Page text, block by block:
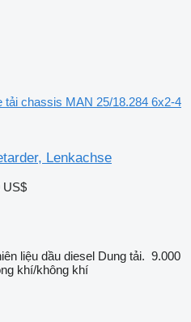
tải chassis MAN 25/18.284 6x2-4
Lenkachse
US$
liệu dầu diesel Dung tải. 9.000
khí/không khí